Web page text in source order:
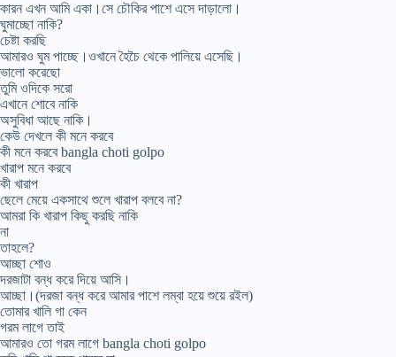
কারন এখন আমি একা।সে চৌকির পাশে এসে দাড়ালো।
ঘুমাচ্ছো নাকি?
চেষ্টা করছি
আমারও ঘুম পাচ্ছে।ওখানে হৈচৈ থেকে পালিয়ে এসেছি।
ভালো করেছো
তুমি ওদিকে সরো
এখানে শোবে নাকি
অসুবিধা আছে নাকি।
কেউ দেখলে কী মনে করবে
কী মনে করবে bangla choti golpo
খারাপ মনে করবে
কী খারাপ
ছেলে মেয়ে একসাথে শুলে খারাপ বলবে না?
আমরা কি খারাপ কিছু করছি নাকি
না
তাহলে?
আচ্ছা শোও
দরজাটা বন্ধ করে দিয়ে আসি।
আচ্ছা।(দরজা বন্ধ করে আমার পাশে লম্বা হয়ে শুয়ে রইল)
তোমার খালি গা কেন
গরম লাগে তাই
আমারও তো গরম লাগে bangla choti golpo